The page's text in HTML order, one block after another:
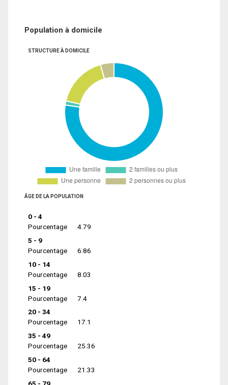
Population à domicile
STRUCTURE À DOMICILE
ÂGE DE LA POPULATION
0 - 4
Pourcentage
4.79
5 - 9
Pourcentage
6.86
10 - 14
Pourcentage
8.03
15 - 19
Pourcentage
7.4
20 - 34
Pourcentage
17.1
35 - 49
Pourcentage
25.36
50 - 64
Pourcentage
21.33
65 - 79